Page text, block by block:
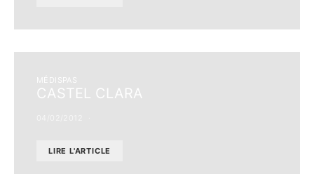
MÉDISPAS
CASTEL CLARA
LIRE L'ARTICLE